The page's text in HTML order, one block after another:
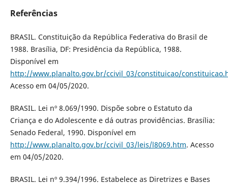
Referências
BRASIL. Constituição da República Federativa do Brasil de
1988. Brasília, DF: Presidência da República, 1988.
Disponível em
http://www.planalto.gov.br/ccivil_03/constituicao/
Acesso em 04/05/2020.
BRASIL. Lei nº 8.069/1990. Dispõe sobre o Estatuto da
Criança e do Adolescente e dá outras providências. Brasília:
Senado Federal, 1990. Disponível em
http://www.planalto.gov.br/ccivil_03/leis/l8069.htm. Acesso
em 04/05/2020.
BRASIL. Lei nº 9.394/1996. Estabelece as Diretrizes e Bases